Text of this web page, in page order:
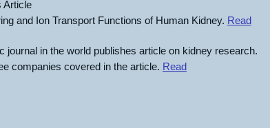
Article
and Ion Transport Functions of Human Kidney. Read
journal in the world publishes article on kidney research.
companies covered in the article. Read